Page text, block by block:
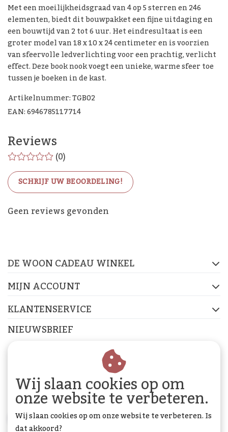
Met een moeilijkheidsgraad van 4 op 5 sterren en 246
elementen, biedt dit bouwpakket een fijne uitdaging en
een bouwtijd van 2 tot 6 uur. Het eindresultaat is een
groter model van 18 x 10 x 24 centimeter en is voorzien
van sfeervolle ledverlichting voor een prachtig, verlicht
effect. Deze book nook voegt een unieke, warme sfeer toe
tussen je boeken in de kast.
Artikelnummer: TGB02
EAN: 6946785117714
Reviews
(0)
SCHRIJF UW BEOORDELING!
Geen reviews gevonden
De Woon Cadeau Winkel
DE WOON CADEAU WINKEL
MIJN ACCOUNT
KLANTENSERVICE
NIEUWSBRIEF
Abonneer je op onze nieuwsbrief om op de hoogte te
ABONNEER
Wij slaan cookies op om
onze website te verbeteren.
Wij slaan cookies op om onze website te verbeteren. Is
dat akkoord?